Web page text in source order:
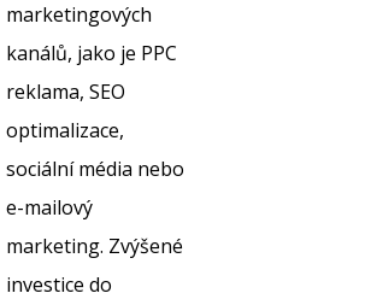
marketingových
kanálů, jako je PPC
reklama, SEO
optimalizace,
sociální média nebo
e-mailový
marketing. Zvýšené
investice do